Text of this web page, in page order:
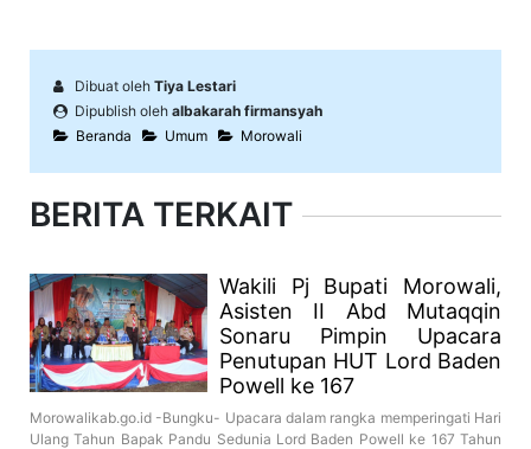
Dibuat oleh Tiya Lestari
Dipublish oleh albakarah firmansyah
Beranda
Umum Morowali
BERITA TERKAIT
Wakili Pj Bupati Morowali,
Asisten II Abd Mutaqqin
Sonaru Pimpin Upacara
Penutupan HUT Lord Baden
Powell ke 167
Morowalikab.go.id -Bungku- Upacara dalam rangka memperingati Hari
Ulang Tahun Bapak Pandu Sedunia Lord Baden Powell ke 167 Tahun